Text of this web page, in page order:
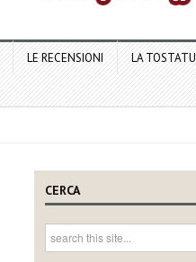
LE RECENSIONI LA
CERCA